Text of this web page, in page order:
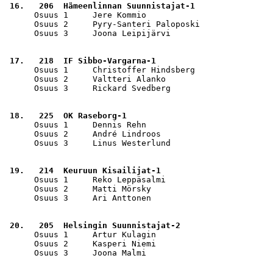
16.   206  Hämeenlinnan Suunnistajat-1
Osuus 1     Jere Kommio
Osuus 2     Pyry-Santeri Paloposki
Osuus 3     Joona Leipijärvi
17.   218  IF Sibbo-Vargarna-1
Osuus 1     Christoffer Hindsberg
Osuus 2     Valtteri Alanko
Osuus 3     Rickard Svedberg
18.   225  OK Raseborg-1
Osuus 1     Dennis Rehn
Osuus 2     André Lindroos
Osuus 3     Linus Westerlund
19.   214  Keuruun Kisailijat-1
Osuus 1     Reko Leppäsalmi
Osuus 2     Matti Mörsky
Osuus 3     Ari Anttonen
20.   205  Helsingin Suunnistajat-2
Osuus 1     Artur Kulagin
Osuus 2     Kasperi Niemi
Osuus 3     Joona Malmi